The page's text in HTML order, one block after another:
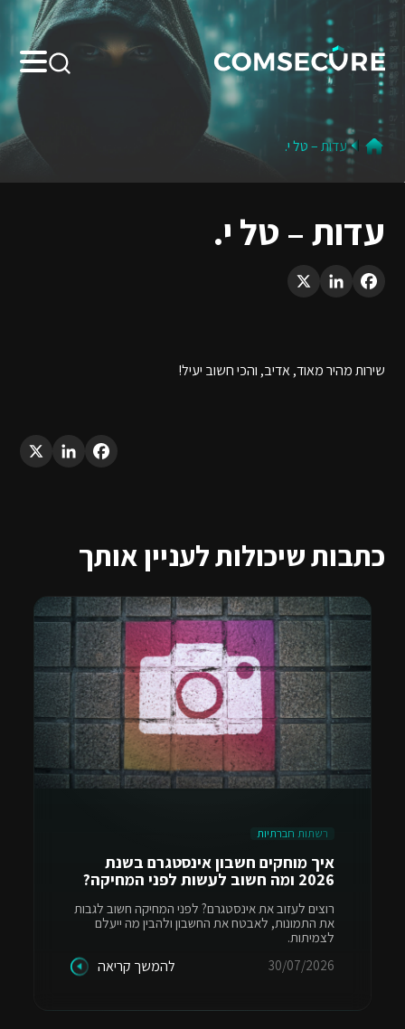
Search:
עדות – טל י.
עדות – טל י.
Facebook
LinkedIn
X
שירות מהיר מאוד, אדיב, והכי חשוב יעיל!
Facebook
LinkedIn
X
כתבות שיכולות לעניין אותך
רשתות חברתיות
איך מוחקים חשבון אינסטגרם בשנת
2026 ומה חשוב לעשות לפני המחיקה?
רוצים לעזוב את אינסטגרם? לפני המחיקה חשוב לגבות
את התמונות, לאבטח את החשבון ולהבין מה ייעלם
לצמיתות.
30/07/2026
להמשך קריאה